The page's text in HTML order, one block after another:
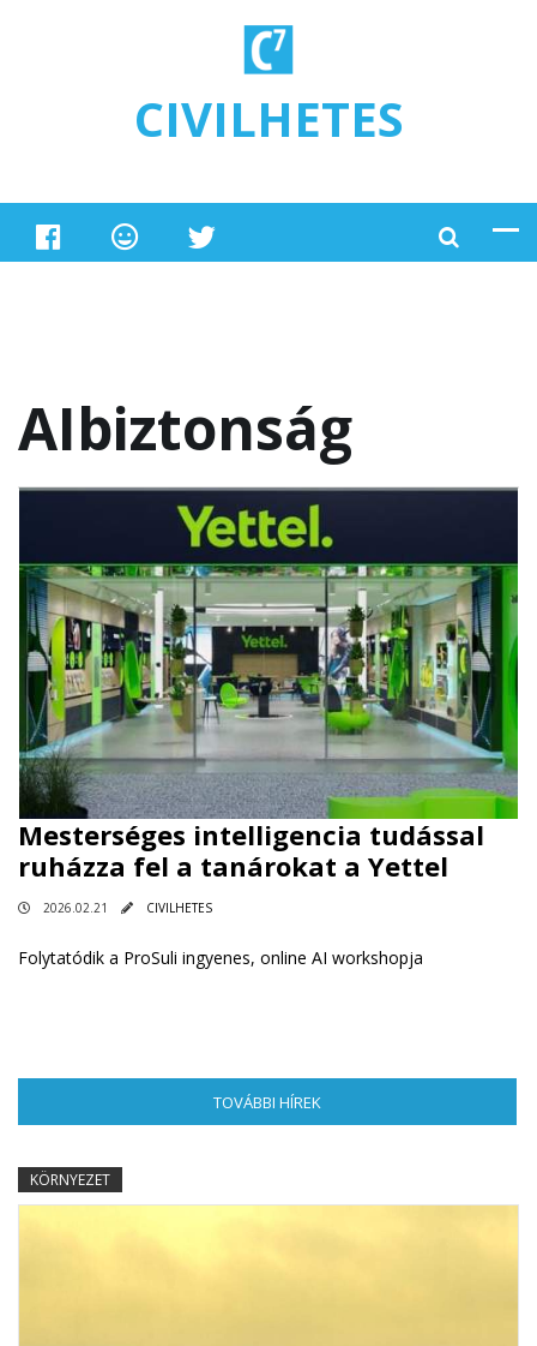
CIVILHETES
AIbiztonság
Mesterséges intelligencia tudással
ruházza fel a tanárokat a Yettel
2026.02.21 CIVILHETES
Folytatódik a ProSuli ingyenes, online AI workshopja
TOVÁBBI HÍREK
KÖRNYEZET